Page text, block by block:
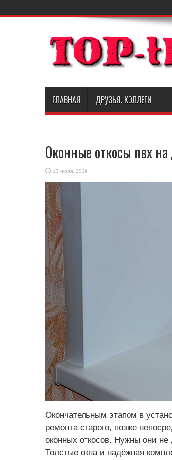
ГЛАВНАЯ ДРУЗЬЯ, КОЛЛЕГИ
Оконные откосы пвх
13 июля, 2019
Окончательным этапом в
ремонта старого, позже
оконных откосов. Нужны они не
Толстые окна и надёжная